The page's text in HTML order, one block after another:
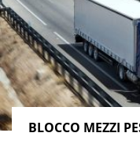
BLOCCO MEZZI